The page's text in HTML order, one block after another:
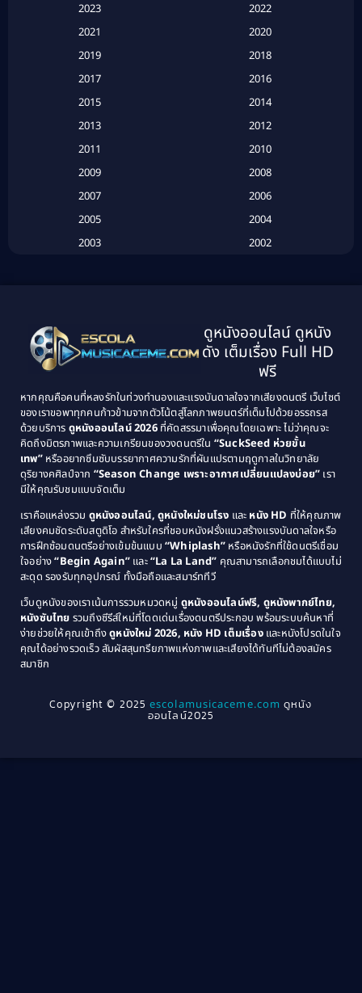
Based on a True Story สร้างจากเรื่องจริง(2)
Based on a True Story เรื่องจริง (16)
Based on a True Story เรื่องจริง (20)
Classic หนังคลาสสิก(21)
Classic หนังคลาสสิก(25)
Classic หนังคลาสสิก(134)
Comedy ตลก(46)
Comedy ตลก(515)
Coming of Age ก้าวพ้นวัย(1)
Coming-of-Age(3)
Community(1)
Crime อาชญากรรม(78)
Cult Film(4)
2023
2022
2021
2020
2019
2018
2017
2016
2015
2014
2013
2012
2011
2010
2009
2008
2007
2006
2005
2004
2003
2002
1995
1994
1993
1992
1989
1988
1987
1986
1985
1984
1983
1982
1979
1978
1976
1975
1974
1971
1970
1969
1968
1964
1963
1940
ดูหนังออนไลน์ ดูหนัง
ดัง เต็มเรื่อง Full HD
ฟรี
หากคุณคือคนที่หลงรักในท่วงทำนองและแรงบันดาลใจจากเสียงดนตรี เว็บไซต์
ของเราขอพาทุกคนก้าวข้ามจากตัวโน้ตสู่โลกภาพยนตร์ที่เต็มไปด้วยอรรถรส
ด้วยบริการ ดูหนังออนไลน์ 2026ที่คัดสรรมาเพื่อคุณโดยเฉพาะ ไม่ว่าคุณจะ
คิดถึงมิตรภาพและความเกรียนของวงดนตรีใน “SuckSeed ห่วยขั้น
เทพ”หรืออยากซึมซับบรรยากาศความรักที่ผันแปรตามฤดูกาลในวิทยาลัย
ดุริยางคศิลป์จาก “Season Change เพราะอากาศเปลี่ยนแปลงบ่อย” เรา
มีให้คุณรับชมแบบจัดเต็ม
เราคือแหล่งรวม ดูหนังออนไลน์, ดูหนังใหม่ชนโรง และ หนัง HD ที่ให้คุณภาพ
เสียงคมชัดระดับสตูดิโอ สำหรับใครที่ชอบหนังฝรั่งแนวสร้างแรงบันดาลใจหรือ
การฝึกซ้อมดนตรีอย่างเข้มข้นแบบ “Whiplash” หรือหนังรักที่ใช้ดนตรีเชื่อม
ใจอย่าง“Begin Again” และ“La La Land” คุณสามารถเลือกชมได้แบบไม่
สะดุด รองรับทุกอุปกรณ์ ทั้งมือถือและสมาร์ททีวี
เว็บดูหนังของเราเน้นการรวมหมวดหมู่ ดูหนังออนไลน์ฟรี, ดูหนังพากย์ไทย,
หนังซับไทย รวมถึงซีรีส์ใหม่ที่โดดเด่นเรื่องดนตรีประกอบ พร้อมระบบค้นหาที่
ง่ายช่วยให้คุณเข้าถึงดูหนังใหม่ 2026, หนัง HD เต็มเรื่องและหนังโปรดในใจ
คุณได้อย่างรวดเร็ว สัมผัสสุนทรียภาพแห่งภาพและเสียงได้ทันทีไม่ต้องสมัคร
สมาชิก
Copyright © 2025escolamusicaceme.com ดูหนัง
ออนไลน์2025